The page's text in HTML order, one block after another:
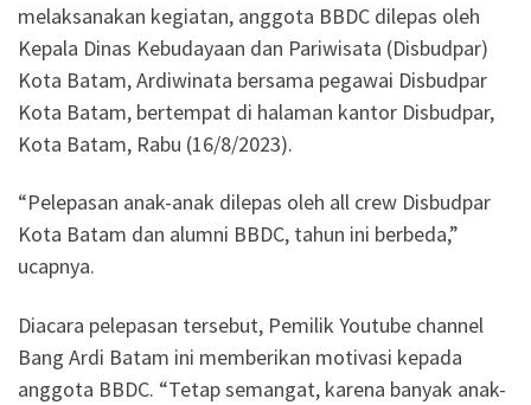
melaksanakan kegiatan, anggota BBDC dilepas oleh
Kepala Dinas Kebudayaan dan Pariwisata (Disbudpar)
Kota Batam, Ardiwinata bersama pegawai Disbudpar
Kota Batam, bertempat di halaman kantor Disbudpar,
Kota Batam, Rabu (16/8/2023).
“Pelepasan anak-anak dilepas oleh all crew Disbudpar
Kota Batam dan alumni BBDC, tahun ini berbeda,”
ucapnya.
Diacara pelepasan tersebut, Pemilik Youtube channel
Bang Ardi Batam ini memberikan motivasi kepada
anggota BBDC. “Tetap semangat, karena banyak anak-